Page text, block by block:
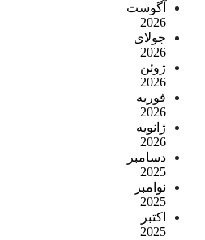
آگوست
2026
جولای
2026
ژوئن
2026
فوریه
2026
ژانویه
2026
دسامبر
2025
نوامبر
2025
اکتبر
2025